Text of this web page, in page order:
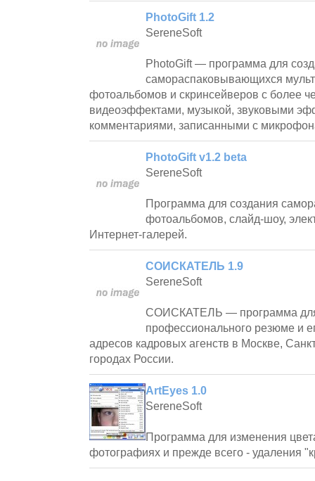
PhotoGift 1.2
SereneSoft
PhotoGift — программа для
самораспаковывающихся
фотоальбомов и скринсейверов с более
видеоэффектами, музыкой, звуковыми
комментариями, записанными с
PhotoGift v1.2 beta
SereneSoft
Программа для создания
фотоальбомов, слайд-шоу,
Интернет-галерей.
СОИСКАТЕЛЬ 1.9
SereneSoft
СОИСКАТЕЛЬ — программа
профессионального резюме и
адресов кадровых агенств в Москве,
городах России.
ArtEyes 1.0
SereneSoft
Программа для изменения
фотографиях и прежде всего - удаления